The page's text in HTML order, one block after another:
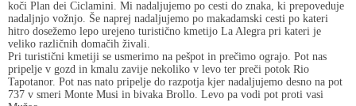
koči Plan dei Ciclamini. Mi nadaljujemo po cesti do znaka, ki prepoveduje
nadaljnjo vožnjo. Še naprej nadaljujemo po makadamski cesti po kateri
hitro dosežemo lepo urejeno turistično kmetijo La Alegra pri kateri je
veliko različnih domačih živali.
Pri turistični kmetiji se usmerimo na pešpot in prečimo ograjo. Pot nas
pripelje v gozd in kmalu zavije nekoliko v levo ter preči potok Rio
Tapotanor. Pot nas nato pripelje do razpotja kjer nadaljujemo desno na pot
737 v smeri Monte Musi in bivaka Brollo. Levo pa vodi pot proti vasi